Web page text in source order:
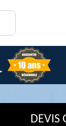
DEVIS